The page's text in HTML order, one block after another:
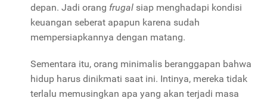
depan. Jadi orang frugal siap menghadapi kondisi
keuangan seberat apapun karena sudah
mempersiapkannya dengan matang.
Sementara itu, orang minimalis beranggapan bahwa
hidup harus dinikmati saat ini. Intinya, mereka tidak
terlalu memusingkan apa yang akan terjadi masa